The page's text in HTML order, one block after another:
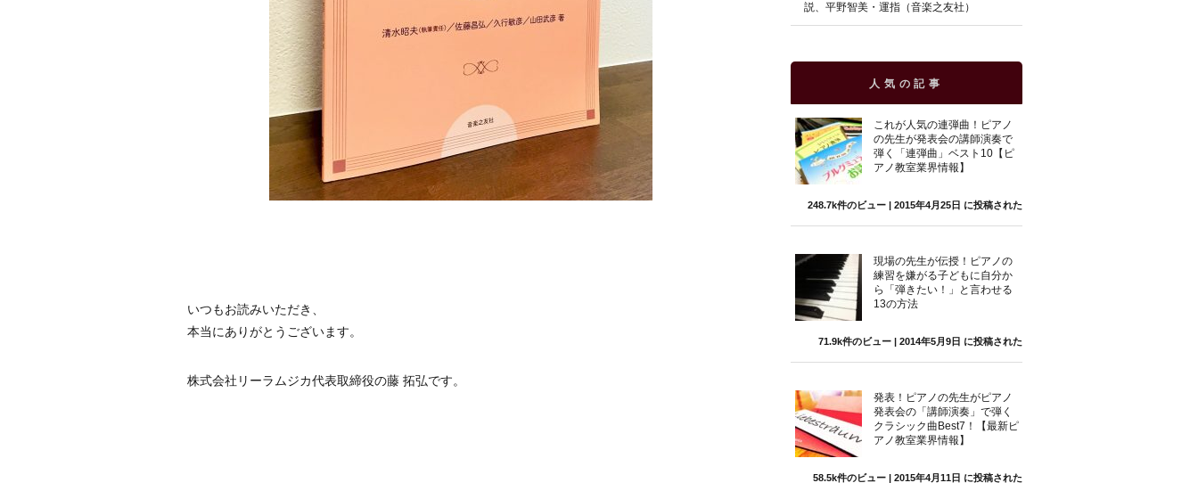
いつもお読みいただき、
本当にありがとうございます。
株式会社リーラムジカ代表取締役の藤 拓弘です。
説、平野智美・運指（音楽之友社）
人気の記事
これが人気の連弾曲！ピアノ
の先生が発表会の講師演奏で
弾く「連弾曲」ベスト10【ピ
アノ教室業界情報】
248.7k件のビュー | 2015年4月25日 に投稿された
現場の先生が伝授！ピアノの
練習を嫌がる子どもに自分か
ら「弾きたい！」と言わせる
13の方法
71.9k件のビュー | 2014年5月9日 に投稿された
発表！ピアノの先生がピアノ
発表会の「講師演奏」で弾く
クラシック曲Best7！【最新ピ
アノ教室業界情報】
58.5k件のビュー | 2015年4月11日 に投稿された